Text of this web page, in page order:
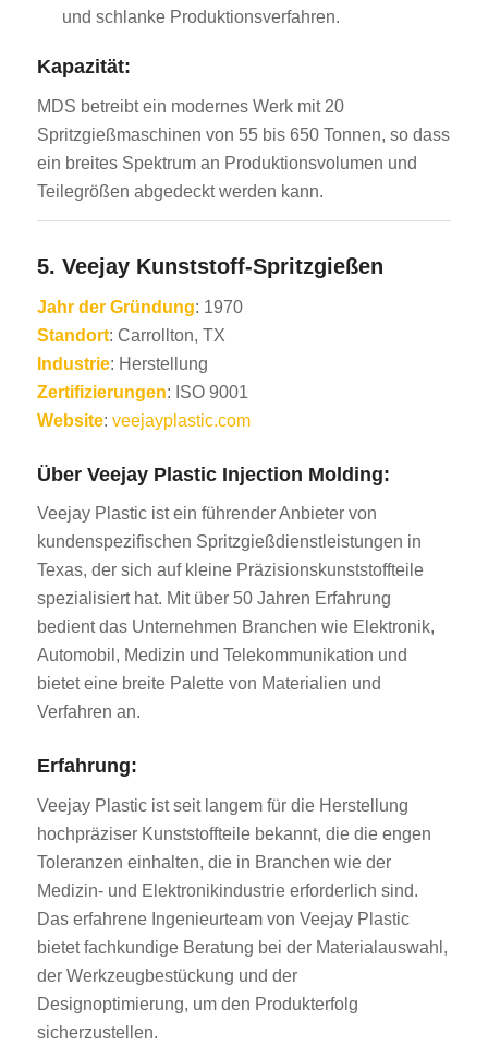
und schlanke Produktionsverfahren.
Kapazität:
MDS betreibt ein modernes Werk mit 20
Spritzgießmaschinen von 55 bis 650 Tonnen, so dass
ein breites Spektrum an Produktionsvolumen und
Teilegrößen abgedeckt werden kann.
5. Veejay Kunststoff-Spritzgießen
Jahr der Gründung: 1970
Standort: Carrollton, TX
Industrie: Herstellung
Zertifizierungen: ISO 9001
Website: veejayplastic.com
Über Veejay Plastic Injection Molding:
Veejay Plastic ist ein führender Anbieter von
kundenspezifischen Spritzgießdienstleistungen in
Texas, der sich auf kleine Präzisionskunststoffteile
spezialisiert hat. Mit über 50 Jahren Erfahrung
bedient das Unternehmen Branchen wie Elektronik,
Automobil, Medizin und Telekommunikation und
bietet eine breite Palette von Materialien und
Verfahren an.
Erfahrung:
Veejay Plastic ist seit langem für die Herstellung
hochpräziser Kunststoffteile bekannt, die die engen
Toleranzen einhalten, die in Branchen wie der
Medizin- und Elektronikindustrie erforderlich sind.
Das erfahrene Ingenieurteam von Veejay Plastic
bietet fachkundige Beratung bei der Materialauswahl,
der Werkzeugbestückung und der
Designoptimierung, um den Produkterfolg
sicherzustellen.